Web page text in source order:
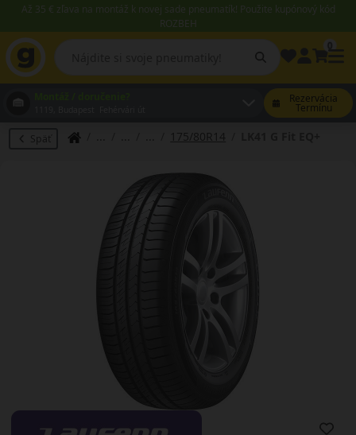
Až 35 € zľava na montáž k novej sade pneumatík! Použite kupónový kód
ROZBEH
Rezervácia
Termínu
Späť 175/80R14